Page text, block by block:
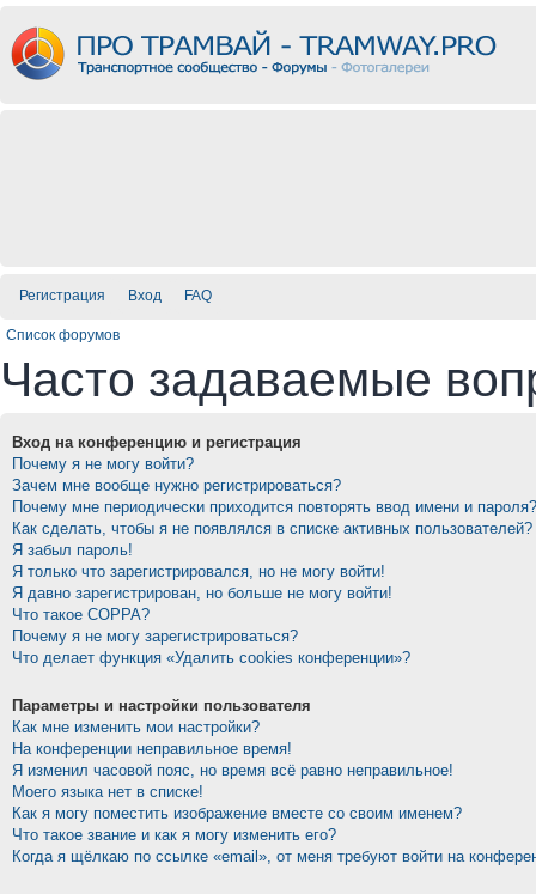
Регистрация Вход FAQ
Список форумов
Часто задаваемые
Вход на конференцию и регистрация
Почему я не могу войти?
Зачем мне вообще нужно регистрироваться?
Почему мне периодически приходится повторять ввод имени и пароля?
Как сделать, чтобы я не появлялся в списке активных пользователей?
Я забыл пароль!
Я только что зарегистрировался, но не могу войти!
Я давно зарегистрирован, но больше не могу войти!
Что такое COPPA?
Почему я не могу зарегистрироваться?
Что делает функция «Удалить cookies конференции»?
Параметры и настройки пользователя
Как мне изменить мои настройки?
На конференции неправильное время!
Я изменил часовой пояс, но время всё равно неправильное!
Моего языка нет в списке!
Как я могу поместить изображение вместе со своим именем?
Что такое звание и как я могу изменить его?
Когда я щёлкаю по ссылке «email», от меня требуют войти на